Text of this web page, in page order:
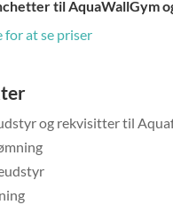
til AquaWallGym
for at se priser
og rekvisitter til